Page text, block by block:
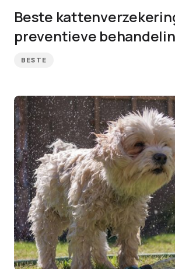
Beste
preventieve
BESTE